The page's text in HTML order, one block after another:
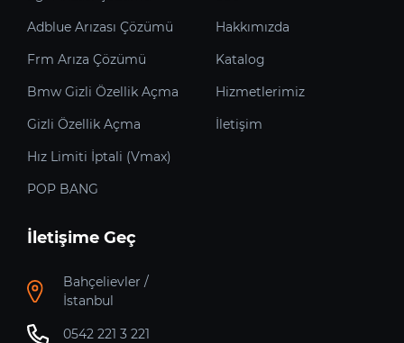
Adblue Arızası Çözümü
Frm Arıza Çözümü
Bmw Gizli Özellik Açma
Gizli Özellik Açma
Hız Limiti İptali (Vmax)
POP BANG
Hakkımızda
Katalog
Hizmetlerimiz
İletişim
İletişime Geç
Bahçelievler /
İstanbul
0542 221 3 221